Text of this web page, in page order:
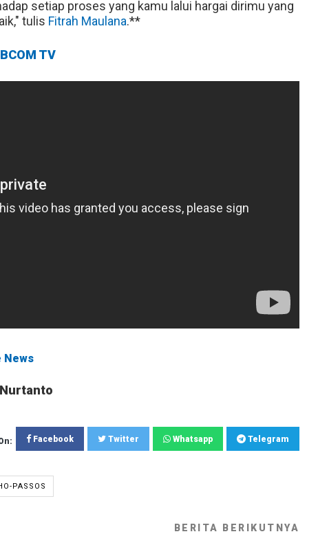
setiap proses yang kamu lalui hargai dirimu yang
tulis Fitrah Maulana.**
TV
News
Facebook Twitter Whatsapp Telegram
PASSOS
BERITA BERIKUTNYA